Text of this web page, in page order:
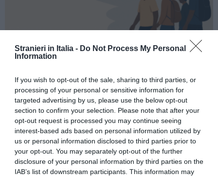
Stranieri in Italia - Do Not Process My Personal
Information
If you wish to opt-out of the sale, sharing to third parties, or
processing of your personal or sensitive information for
targeted advertising by us, please use the below opt-out
section to confirm your selection. Please note that after your
opt-out request is processed you may continue seeing
interest-based ads based on personal information utilized by
us or personal information disclosed to third parties prior to
your opt-out. You may separately opt-out of the further
disclosure of your personal information by third parties on the
IAB’s list of downstream participants. This information may
ATTUALITÀ
introduce controlli per chi arriva dall’Italia